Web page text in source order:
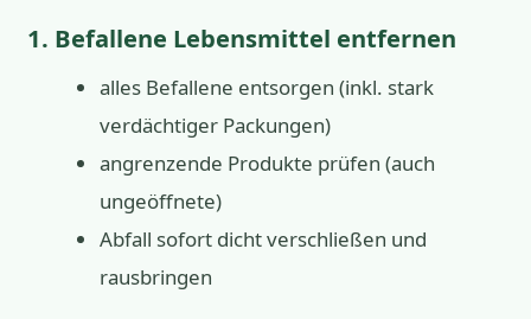
1. Befallene Lebensmittel entfernen
alles Befallene entsorgen (inkl. stark
verdächtiger Packungen)
angrenzende Produkte prüfen (auch
ungeöffnete)
Abfall sofort dicht verschließen und
rausbringen